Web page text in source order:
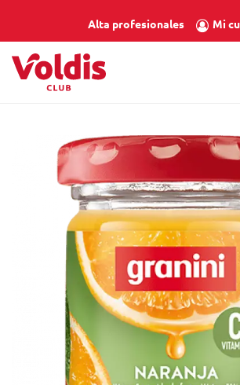
Alta profesionales Mi